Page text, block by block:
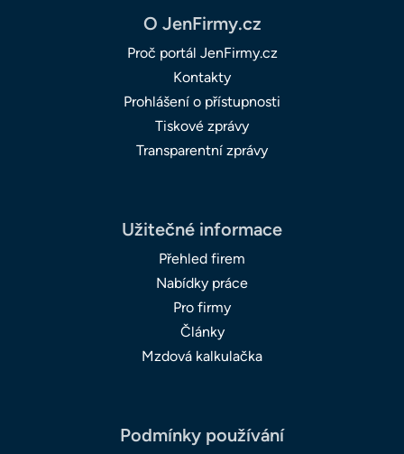
O JenFirmy.cz
Proč portál JenFirmy.cz
Kontakty
Prohlášení o přístupnosti
Tiskové zprávy
Transparentní zprávy
Užitečné informace
Přehled firem
Nabídky práce
Pro firmy
Články
Mzdová kalkulačka
Podmínky používání